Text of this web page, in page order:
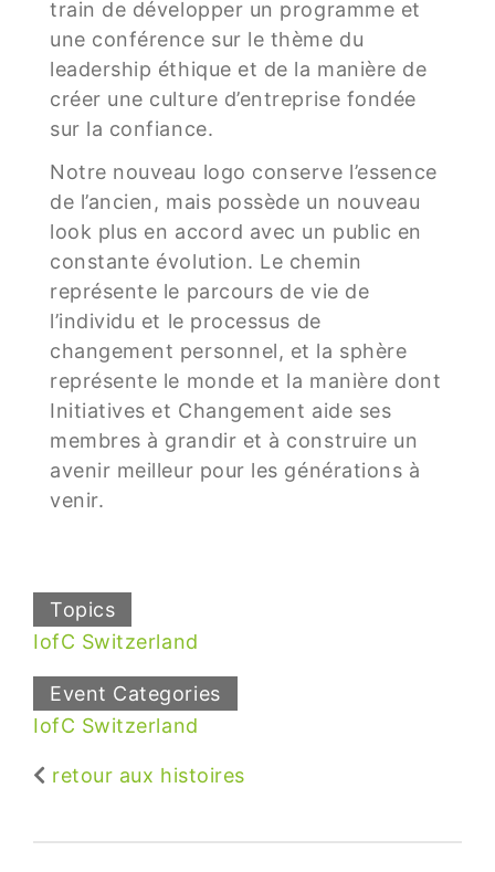
train de développer un programme et
une conférence sur le thème du
leadership éthique et de la manière de
créer une culture d’entreprise fondée
sur la confiance.
Notre nouveau logo conserve l’essence
de l’ancien, mais possède un nouveau
look plus en accord avec un public en
constante évolution. Le chemin
représente le parcours de vie de
l’individu et le processus de
changement personnel, et la sphère
représente le monde et la manière dont
Initiatives et Changement aide ses
membres à grandir et à construire un
avenir meilleur pour les générations à
venir.
Topics
IofC Switzerland
Event Categories
IofC Switzerland
retour aux histoires